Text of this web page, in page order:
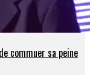
commuer sa peine